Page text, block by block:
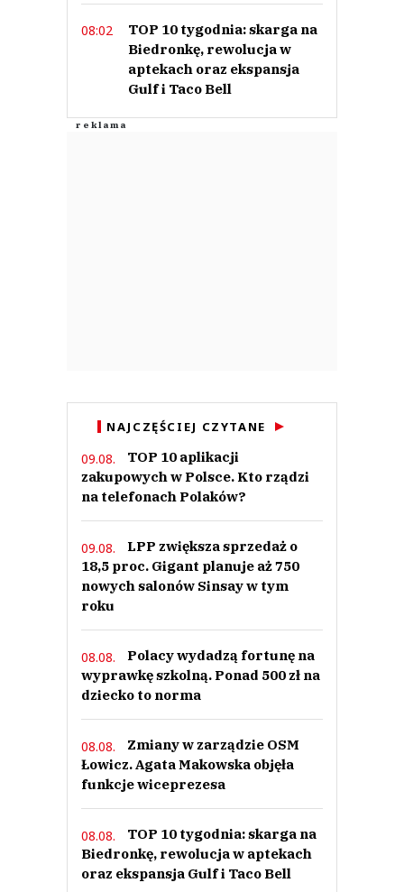
Chore. Bełkot propagandowy. Nowy świat.
Piotr
Odpowiedz
08:02
TOP 10 tygodnia: skarga na
Biedronkę, rewolucja w
aptekach oraz ekspansja
Gulf i Taco Bell
NAJCZĘŚCIEJ CZYTANE
09.08.
TOP 10 aplikacji
zakupowych w Polsce. Kto rządzi
na telefonach Polaków?
09.08.
LPP zwiększa sprzedaż o
18,5 proc. Gigant planuje aż 750
nowych salonów Sinsay w tym
roku
08.08.
Polacy wydadzą fortunę na
wyprawkę szkolną. Ponad 500 zł na
dziecko to norma
08.08.
Zmiany w zarządzie OSM
Łowicz. Agata Makowska objęła
funkcje wiceprezesa
08.08.
TOP 10 tygodnia: skarga na
Biedronkę, rewolucja w aptekach
oraz ekspansja Gulf i Taco Bell